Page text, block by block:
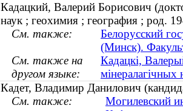
Кадацкий, Валерий Борисович
наук ; геохимия ; география ; род.
См. также:
Белорусский
(Минск).
См. также на
другом языке:
Кадацкі,
мінералагічных
Кадет, Владимир Данилович
См. также:
Могилевский